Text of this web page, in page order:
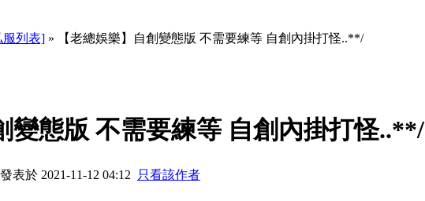
服列表] » 【老總娛樂】自創變態版 不需要練等 自創內掛打怪..**/
變態版 不需要練等 自創內掛打怪..**/
表於 2021-11-12 04:12 只看該作者